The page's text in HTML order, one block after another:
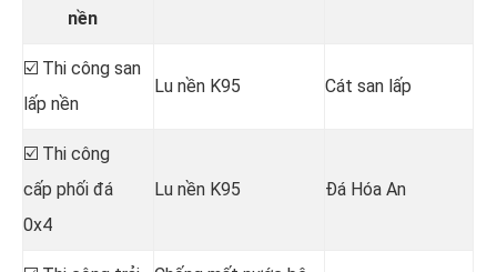
nền
☑️ Thi công san
lấp nền
Lu nền K95 Cát san lấp
☑️ Thi công
cấp phối đá
0x4
Lu nền K95 Đá Hóa An